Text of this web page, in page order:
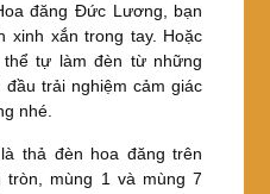
đăng Đức Lương, bạn
xinh xắn trong tay. Hoặc
tự làm đèn từ những
trải nghiệm cảm giác
nhé.
thả đèn hoa đăng trên
tròn, mùng 1 và mùng 7